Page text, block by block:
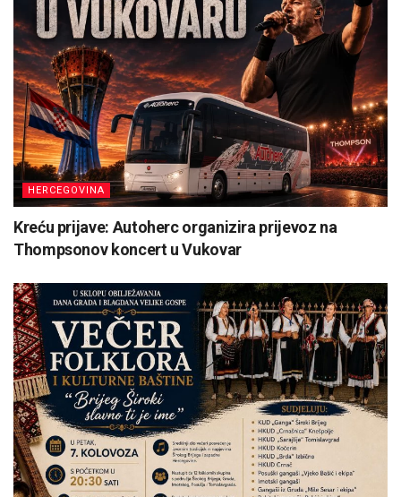
HERCEGOVINA
Kreću prijave: Autoherc organizira prijevoz na
Thompsonov koncert u Vukovar